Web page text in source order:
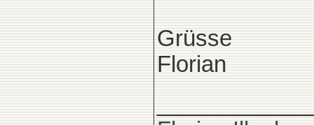
Grüsse
Florian